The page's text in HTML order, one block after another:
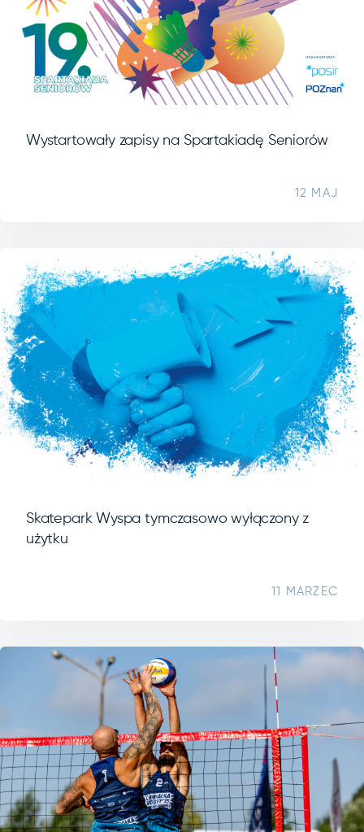
Wystartowały zapisy na Spartakiadę Seniorów
12 MAJ
Skatepark Wyspa tymczasowo wyłączony z
użytku
11 MARZEC